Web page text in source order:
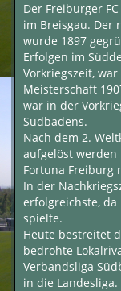
Der Freiburger
im Breisgau. Der
wurde 1897
Erfolgen im
Vorkriegszeit,
Meisterschaft
war in der
Südbadens.
Nach dem 2.
aufgelöst werden
Fortuna Freiburg
In der
erfolgreichste,
spielte.
Heute bestreitet
bedrohte
Verbandsliga
in die Landesliga.